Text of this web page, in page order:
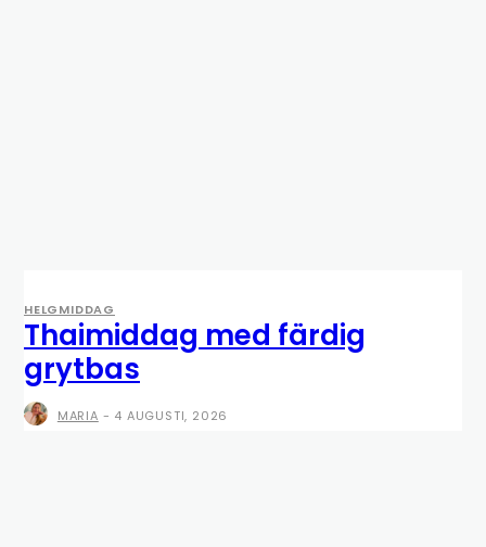
HELGMIDDAG
Thaimiddag med färdig
grytbas
MARIA - 4 AUGUSTI, 2026